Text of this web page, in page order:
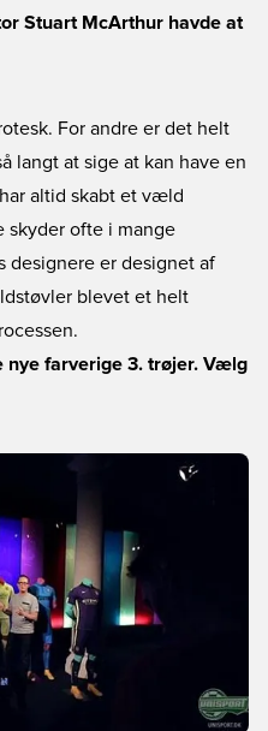
Stuart McArthur havde at
For andre er det helt
langt at sige at kan have en
altid skabt et væld
skyder ofte i mange
designere er designet af
blevet et helt
nye farverige 3. trøjer. Vælg